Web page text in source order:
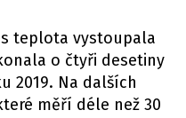
teplota vystoupala
o čtyři desetiny
2019. Na dalších
měří déle než 30